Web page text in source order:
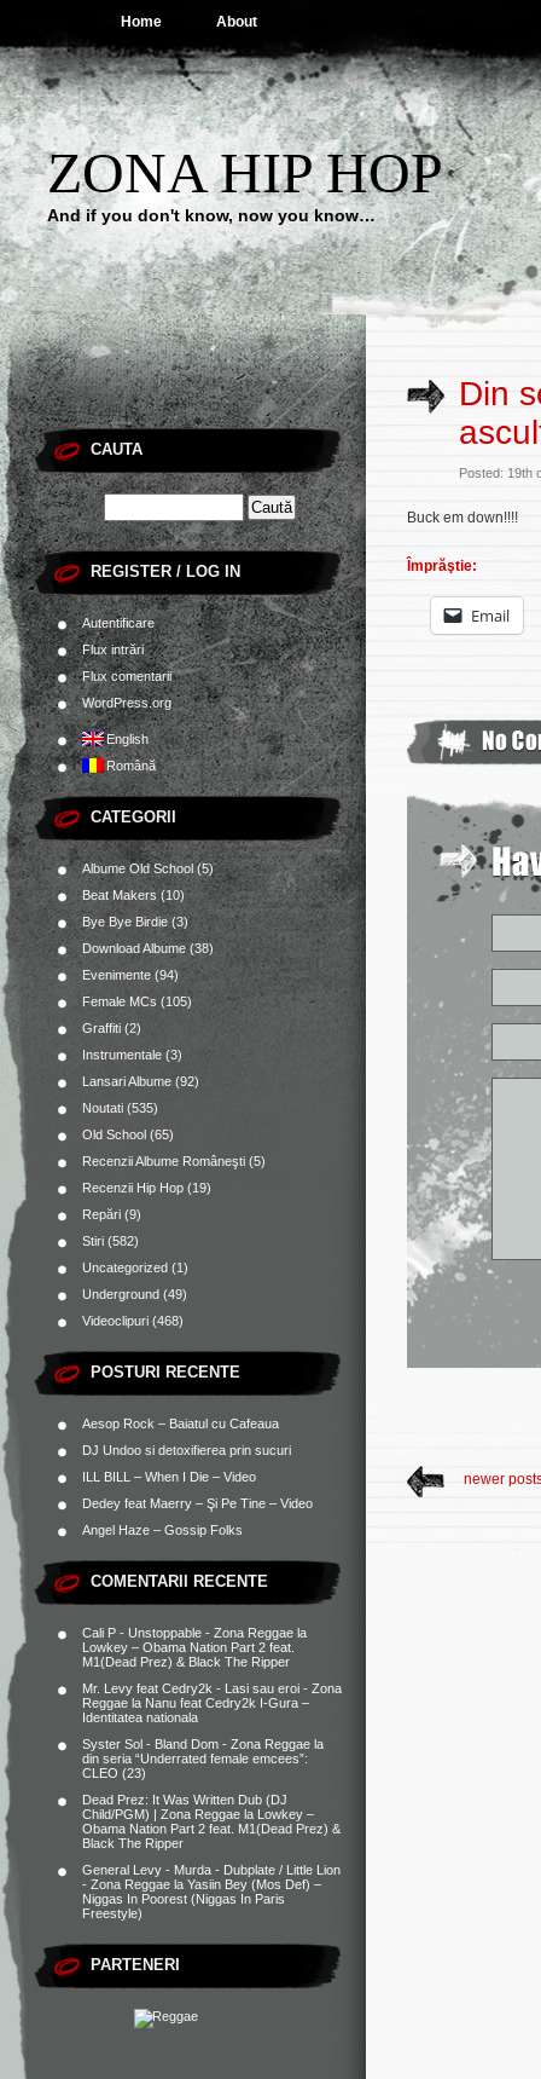
Home About
ZONA HIP HOP
And if you don't know, now you know…
CAUTA
REGISTER / LOG IN
Autentificare
Flux intrări
Flux comentarii
WordPress.org
English
Română
CATEGORII
Albume Old School(5)
Beat Makers(10)
Bye Bye Birdie(3)
Download Albume (38)
Evenimente (94)
Female MCs (105)
Graffiti (2)
Instrumentale (3)
Lansari Albume (92)
Noutati (535)
Old School (65)
Recenzii Albume Româneşti (5)
Recenzii Hip Hop (19)
Repări (9)
Stiri (582)
Uncategorized (1)
Underground (49)
Videoclipuri (468)
POSTURI RECENTE
Aesop Rock – Baiatul cu Cafeaua
DJ Undoo si detoxifierea prin sucuri
ILL BILL – When I Die – Video
Dedey feat Maerry – Şi Pe Tine – Video
Angel Haze – Gossip Folks
COMENTARII RECENTE
Cali P - Unstoppable - Zona Reggae la
Lowkey – Obama Nation Part 2 feat.
M1(Dead Prez) & Black The Ripper
Mr. Levy feat Cedry2k - Lasi sau eroi - Zona
Reggae la Nanu feat Cedry2k I-Gura –
Identitatea nationala
Syster Sol - Bland Dom - Zona Reggae la
din seria “Underrated female emcees”:
CLEO (23)
Dead Prez: It Was Written Dub (DJ
Child/PGM) | Zona Reggae la Lowkey –
Obama Nation Part 2 feat. M1(Dead Prez) &
Black The Ripper
General Levy - Murda - Dubplate / Little Lion
- Zona Reggae la Yasiin Bey (Mos Def) –
Niggas In Poorest (Niggas In Paris
Freestyle)
PARTENERI
Din
Posted: 19th
Buck em down!!!!
Împrăştie:
Email
newer